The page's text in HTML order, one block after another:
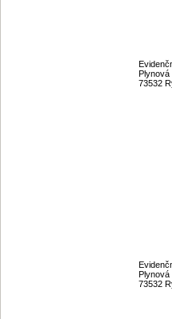
Plynová
73532
Plynová
73532